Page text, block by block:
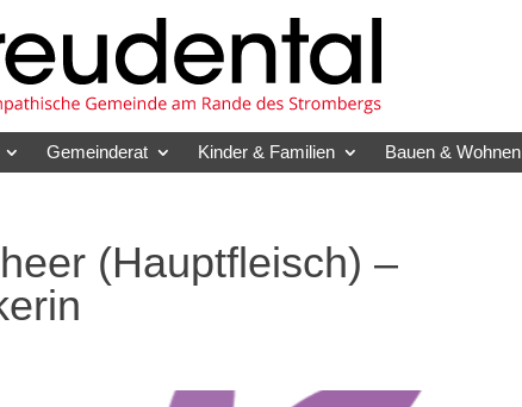
Gemeinderat Kinder & Familien Bauen & Wohnen
(Hauptfleisch) –